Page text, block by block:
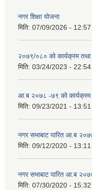
नगर शिक्षा योजना
मिति: 07/09/2026 - 12:57
२०७९/०८० को कार्यक्रम
मिति: 03/24/2023 - 22:54
आ.ब २०७८ -७९ को
मिति: 09/23/2021 - 13:51
नगर सभाबाट पारित आ.ब
मिति: 09/12/2020 - 13:11
नगर सभाबाट पारित आ.ब
मिति: 07/30/2020 - 15:32